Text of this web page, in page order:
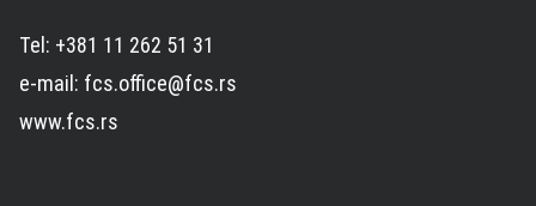
Tel: +381 11 262 51 31
e-mail: fcs.office@fcs.rs
www.fcs.rs